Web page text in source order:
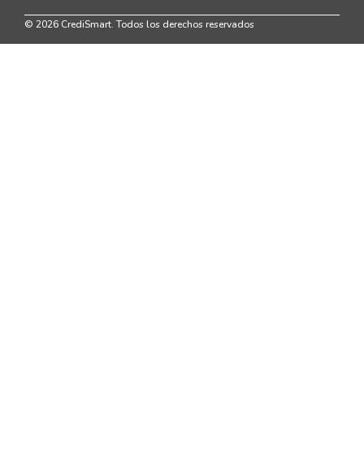
© 2026 CrediSmart. Todos los derechos reservados